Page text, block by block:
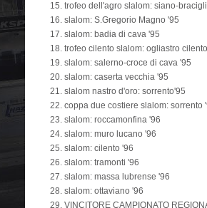
trofeo dell'agro slalom: siano-
slalom: S.Gregorio Magno '95
slalom: badia di cava '95
trofeo cilento slalom: ogliastro
slalom: salerno-croce di cava '95
slalom: caserta vecchia '95
slalom nastro d'oro: sorrento'95
coppa due costiere slalom: sorrento
slalom: roccamonfina '96
slalom: muro lucano '96
slalom: cilento '96
slalom: tramonti '96
slalom: massa lubrense '96
slalom: ottaviano '96
VINCITORE CAMPIONATO